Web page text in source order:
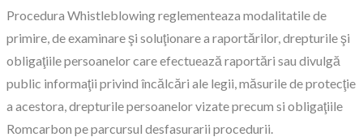
Procedura Whistleblowing reglementeaza modalitatile de
primire, de examinare şi soluţionare a raportărilor, drepturile şi
obligaţiile persoanelor care efectuează raportări sau divulgă
public informaţii privind încălcări ale legii, măsurile de protecţie
a acestora, drepturile persoanelor vizate precum si obligaţiile
Romcarbon pe parcursul desfasurarii procedurii.